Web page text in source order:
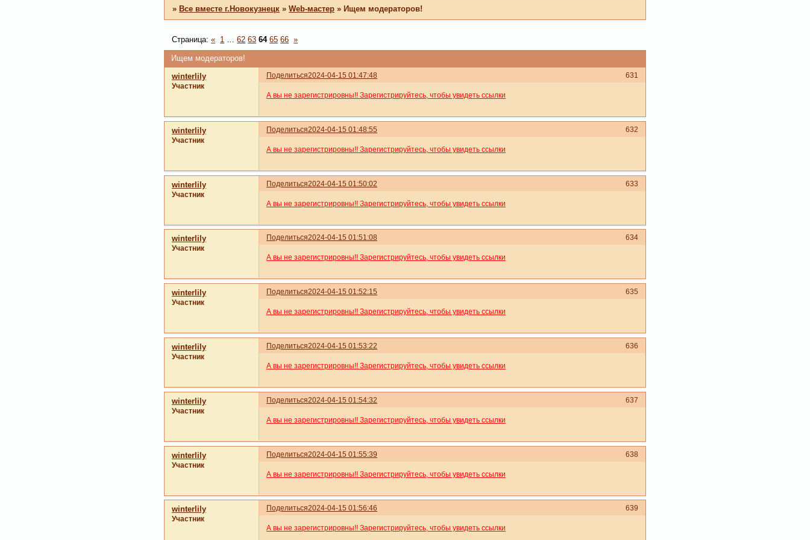
»Все вместе г.Новокузнецк »Web-мастер »Ищем модераторов!
Ищем модераторов!
Страница:« 1 … 62 63 64 65 66 »
Поделиться 631
2024-04-15 01:47:48
winterlily
Участник
А вы не зарегистрировны!! Зарегистрируйтесь, чтобы увидеть ссылки
Поделиться 632
2024-04-15 01:48:55
winterlily
Участник
А вы не зарегистрировны!! Зарегистрируйтесь, чтобы увидеть ссылки
Поделиться 633
2024-04-15 01:50:02
winterlily
Участник
А вы не зарегистрировны!! Зарегистрируйтесь, чтобы увидеть ссылки
Поделиться 634
2024-04-15 01:51:08
winterlily
Участник
А вы не зарегистрировны!! Зарегистрируйтесь, чтобы увидеть ссылки
Поделиться 635
2024-04-15 01:52:15
winterlily
Участник
А вы не зарегистрировны!! Зарегистрируйтесь, чтобы увидеть ссылки
Поделиться 636
2024-04-15 01:53:22
winterlily
Участник
А вы не зарегистрировны!! Зарегистрируйтесь, чтобы увидеть ссылки
Поделиться 637
2024-04-15 01:54:32
winterlily
Участник
А вы не зарегистрировны!! Зарегистрируйтесь, чтобы увидеть ссылки
Поделиться 638
2024-04-15 01:55:39
winterlily
Участник
А вы не зарегистрировны!! Зарегистрируйтесь, чтобы увидеть ссылки
Поделиться 639
2024-04-15 01:56:46
winterlily
Участник
А вы не зарегистрировны!! Зарегистрируйтесь, чтобы увидеть ссылки